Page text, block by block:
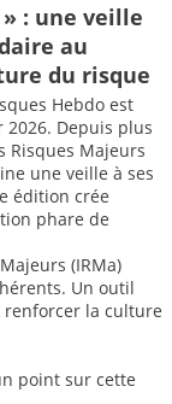
: une veille
au
du risque
Hebdo est
Depuis plus
Risques Majeurs
une veille à ses
édition crée
phare de
(IRMa)
Un outil
renforcer la culture
point sur cette